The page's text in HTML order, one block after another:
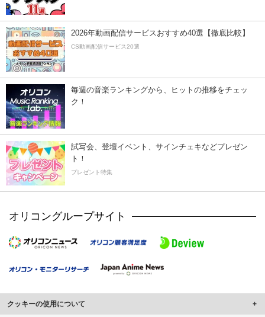
2026年動画配信サービスおすすめ40選【徹底比較】
CS動画配信サービス20選
毎週の音楽ランキングから、ヒットの推移をチェッ
ク！
試写会、登壇イベント、サインチェキなどプレゼン
ト！
プレゼント特集
オリコングループサイト
クッキーの使用について